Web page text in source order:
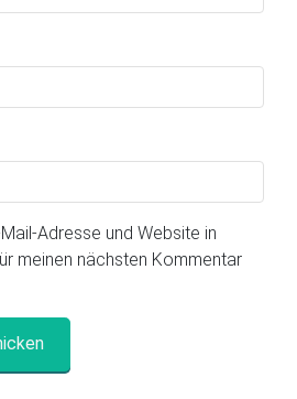
Adresse und Website in
meinen nächsten Kommentar